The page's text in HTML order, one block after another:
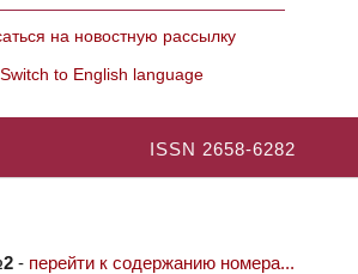
на новостную рассылку
Switch to English language
ISSN 2658-6282
- перейти к содержанию номера...